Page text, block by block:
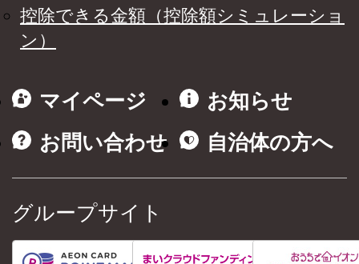
控除できる金額（控除額シミュレーショ
ン）
マイページ
お知らせ
お問い合わせ
自治体の方へ
グループサイト